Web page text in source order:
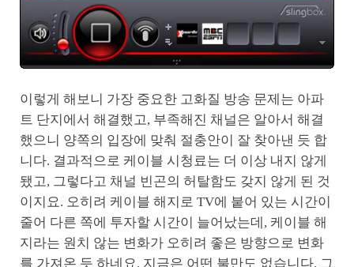
이렇게 해보니 가장 중요한 고화질 방송 문제는 아파
트 단지에서 해결했고, 부족해진 채널은 알아서 해결
했으니 양쪽의 입장에 맞춰 절충안이 잘 찾아낸 듯 합
니다. 결과적으로 케이블 시청료는 더 이상 내지 않게
됐고, 그렇다고 채널 빈곤의 허탈함도 갖지 않게 된 것
이지요. 오히려 케이블 해지로 TV에 붙어 있는 시간이
줄어 다른 쪽에 투자할 시간이 늘어났는데, 케이블 해
지라는 원치 않는 변화가 오히려 좋은 방향으로 변화
를 가져온 듯 하네요. 지금은 어떤 불만도 없습니다. 그